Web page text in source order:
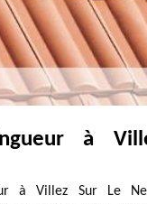
à
à Villez Sur Le